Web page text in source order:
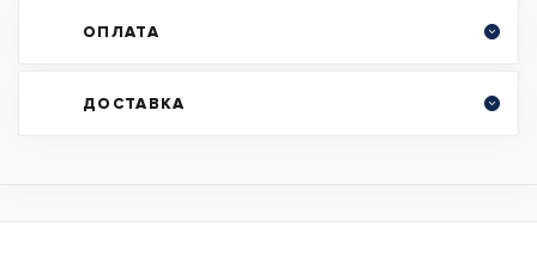
ОПЛАТА
ДОСТАВКА